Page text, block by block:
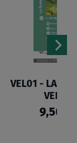
VEL01 - LA
VELO
9,50 €